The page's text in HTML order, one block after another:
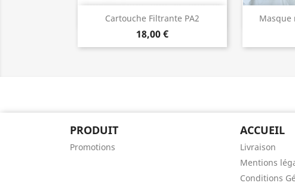
Cartouche Filtrante PA2
18,00 €
Aperçu rapide 
PRODUIT
Promotions
ACCUEIL
Livraison
Mentions
Conditions